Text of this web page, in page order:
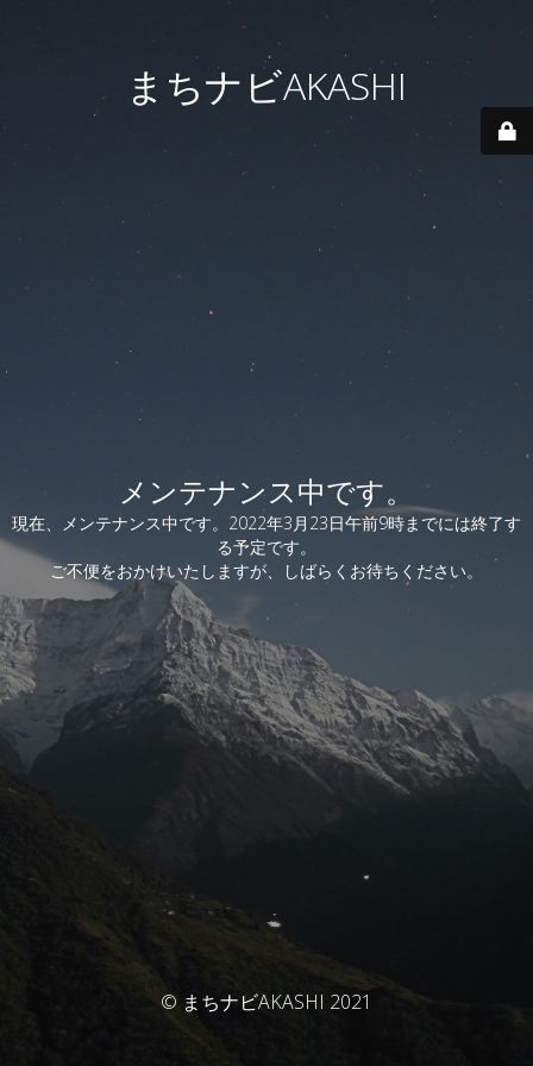
まちナビAKASHI
メンテナンス中です。
現在、メンテナンス中です。2022年3月23日午前9時までには終了す
る予定です。
ご不便をおかけいたしますが、しばらくお待ちください。
© まちナビAKASHI 2021